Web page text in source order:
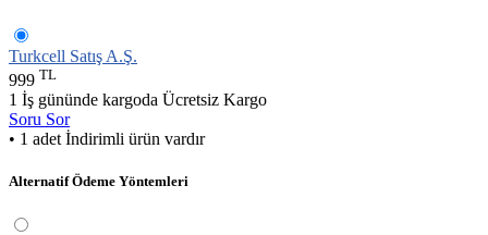
Turkcell Satış A.Ş.
999 TL
1 İş gününde kargoda Ücretsiz Kargo
Soru Sor
• 1 adet İndirimli ürün vardır
Alternatif Ödeme Yöntemleri